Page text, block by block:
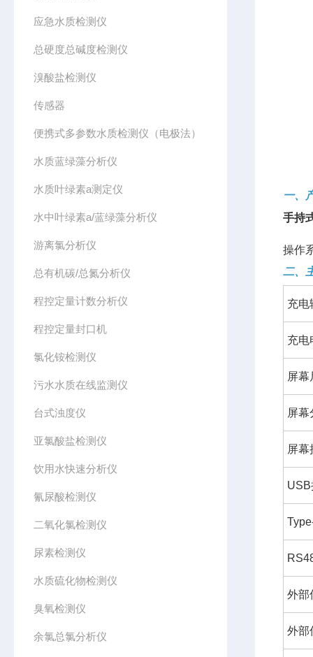
应急水质检测仪
总硬度总碱度检测仪
溴酸盐检测仪
传感器
便携式多参数水质检测仪（电极法）
水质蓝绿藻分析仪
水质叶绿素a测定仪
水中叶绿素a/蓝绿藻分析仪
游离氯分析仪
总有机碳/总氮分析仪
程控定量计数分析仪
程控定量封口机
氯化铵检测仪
污水水质在线监测仪
台式浊度仪
亚氯酸盐检测仪
饮用水快速分析仪
氰尿酸检测仪
二氧化氯检测仪
尿素检测仪
水质硫化物检测仪
臭氧检测仪
余氯总氯分析仪
一、
手持
操作
二、
充电
充电
屏幕
屏幕
屏幕
外部
外部